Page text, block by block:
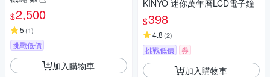
$2,500
5 (1)
挑戰低價
加入購物車
KINYO 迷你萬年曆LCD電子鐘
$398
4.8 (2)
挑戰低價 券
加入購物車